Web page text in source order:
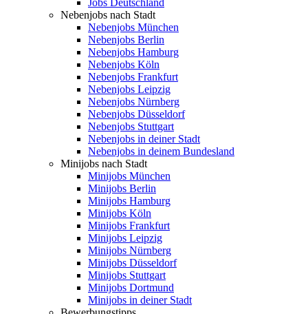
Jobs Deutschland
Nebenjobs nach Stadt
Nebenjobs München
Nebenjobs Berlin
Nebenjobs Hamburg
Nebenjobs Köln
Nebenjobs Frankfurt
Nebenjobs Leipzig
Nebenjobs Nürnberg
Nebenjobs Düsseldorf
Nebenjobs Stuttgart
Nebenjobs in deiner Stadt
Nebenjobs in deinem Bundesland
Minijobs nach Stadt
Minijobs München
Minijobs Berlin
Minijobs Hamburg
Minijobs Köln
Minijobs Frankfurt
Minijobs Leipzig
Minijobs Nürnberg
Minijobs Düsseldorf
Minijobs Stuttgart
Minijobs Dortmund
Minijobs in deiner Stadt